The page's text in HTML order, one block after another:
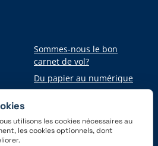
Sommes-nous le bon
carnet de vol?
Du papier au numérique
utilisons les cookies nécessaires au
les cookies optionnels, dont